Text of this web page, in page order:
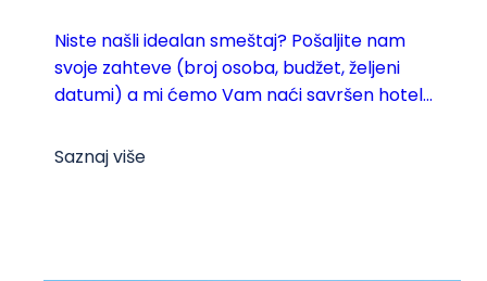
Niste našli idealan smeštaj? Pošaljite nam
svoje zahteve (broj osoba, budžet, željeni
datumi) a mi ćemo Vam naći savršen hotel...
Saznaj više